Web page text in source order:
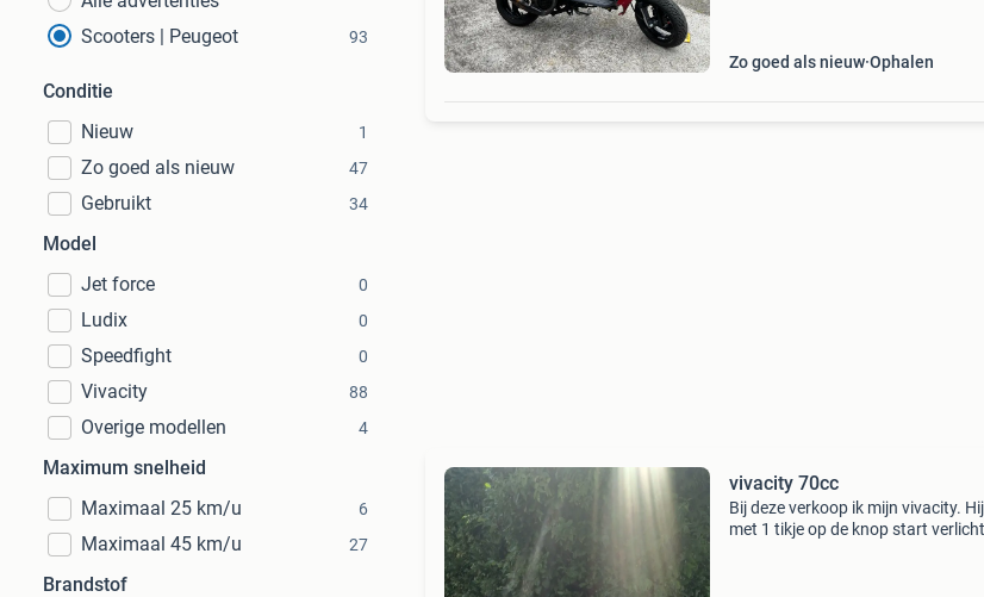
Scooters | Peugeot
93
Conditie
Nieuw
1
Zo goed als nieuw 47
Gebruikt 34
Model
Jet force
0
Ludix 0
Speedfight 0
Vivacity 88
Overige modellen 4
Maximum snelheid
Maximaal 25 km/u
6
Maximaal 45 km/u 27
Brandstof
Zo goed als nieuw Ophalen
vivacity 70cc
Bij deze verkoop ik mijn vivacity.
met 1 tikje op de knop start